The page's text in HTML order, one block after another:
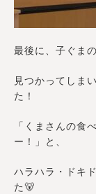
最後に、子ぐま
見つかってしま
た！
「くまさんの食
ー！」と、
ハラハラ・ドキ
た🐻